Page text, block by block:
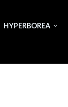
HYPERBOREA